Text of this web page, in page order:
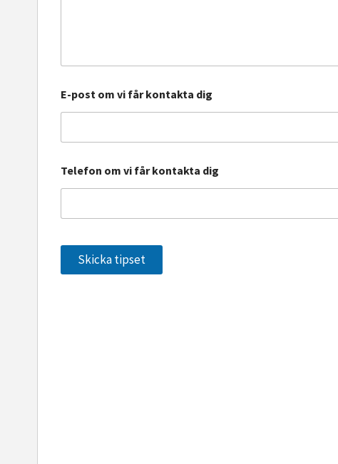
E-post om vi får kontakta dig
Telefon om vi får kontakta dig
Skicka tipset